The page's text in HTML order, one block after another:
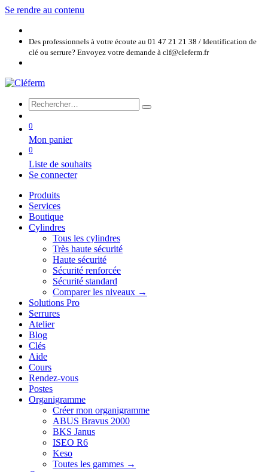
Se rendre au contenu
Des professionnels à votre écoute au 01 47 21 21 38 / Identification de
clé ou serrure? Envoyez votre demande à clf@cleferm.fr
0
Mon panier
0
Liste de souhaits
Se connecter
Produits
Services
Boutique
Cylindres
Tous les cylindres
Très haute sécurité
Haute sécurité
Sécurité renforcée
Sécurité standard
Comparer les niveaux →
Solutions Pro
Serrures
Atelier
Blog
Clés
Aide
Cours
Rendez-vous
Postes
Organigramme
Créer mon organigramme
ABUS Bravus 2000
BKS Janus
ISEO R6
Keso
Toutes les gammes →